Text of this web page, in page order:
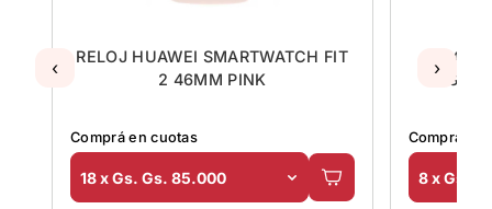
RELOJ HUAWEI SMARTWATCH FIT
2 46MM PINK
Comprá en cuotas
18 x Gs. Gs. 85.000
RELOJ
Comprá en
8 x Gs.
‹ ›